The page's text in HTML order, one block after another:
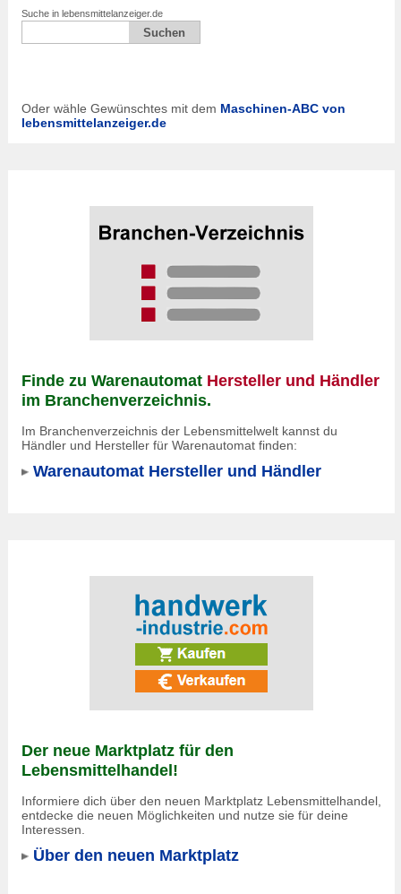
Suche in lebensmittelanzeiger.de
Oder wähle Gewünschtes mit dem Maschinen-ABC von
lebensmittelanzeiger.de
Finde zu Warenautomat Hersteller und Händler
im Branchenverzeichnis.
Im Branchenverzeichnis der Lebensmittelwelt kannst du
Händler und Hersteller für Warenautomat finden:
Warenautomat Hersteller und Händler
Der neue Marktplatz für den
Lebensmittelhandel!
Informiere dich über den neuen Marktplatz Lebensmittelhandel,
entdecke die neuen Möglichkeiten und nutze sie für deine
Interessen.
Über den neuen Marktplatz